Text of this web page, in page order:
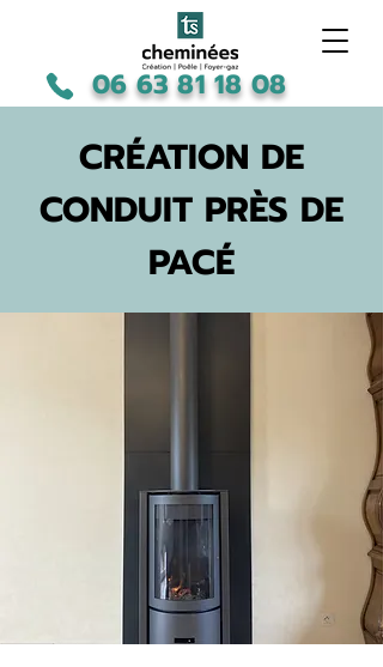
06 63 81 18 08
CRÉATION DE
CONDUIT PRÈS DE
PACÉ